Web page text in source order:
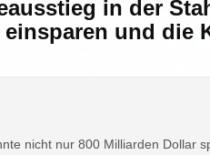
in der
und die
nicht nur 800 Milliarden Dollar